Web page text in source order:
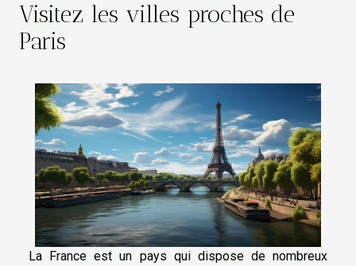
Visitez les villes proches de
Paris
La France est un pays qui dispose de nombreux